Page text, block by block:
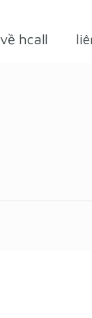
về hcall